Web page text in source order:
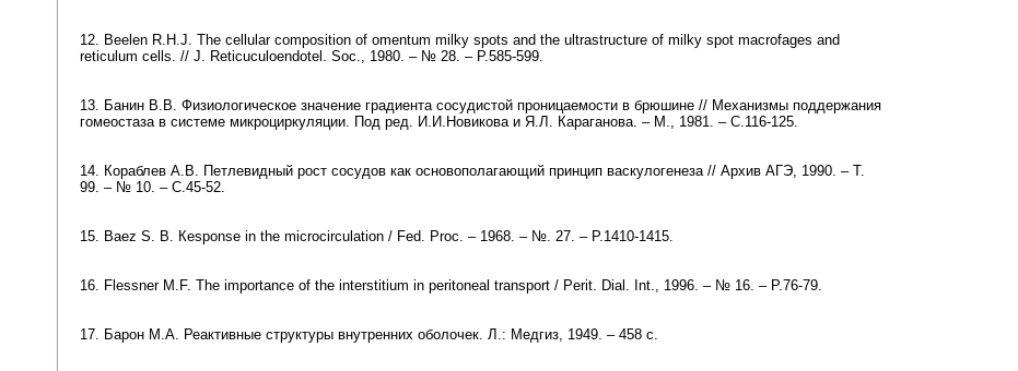
12. Beelen R.H.J. The cellular composition of omentum milky spots and the ultrastructure of milky spot macrofages and
reticulum cells. // J. Reticuculoendotel. Soc., 1980. – № 28. – P.585-599.
13. Банин В.В. Физиологическое значение градиента сосудистой проницаемости в брюшине // Механизмы поддержания
гомеостаза в системе микроциркуляции. Под ред. И.И.Новикова и Я.Л. Караганова. – М., 1981. – С.116-125.
14. Кораблев А.В. Петлевидный рост сосудов как основополагающий принцип васкулогенеза // Архив АГЭ, 1990. – Т.
99. – № 10. – С.45-52.
15. Baez S. B. Кesponse in the microcirculation / Fed. Proc. – 1968. – №. 27. – P.1410-1415.
16. Flessner M.F. The importance of the interstitium in peritoneal transport / Perit. Dial. Int., 1996. – № 16. – P.76-79.
17. Барон М.А. Реактивные структуры внутренних оболочек. Л.: Медгиз, 1949. – 458 с.